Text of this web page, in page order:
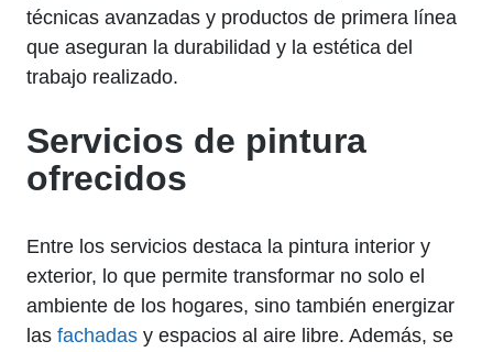
técnicas avanzadas y productos de primera línea
que aseguran la durabilidad y la estética del
trabajo realizado.
Servicios de pintura
ofrecidos
Entre los servicios destaca la pintura interior y
exterior, lo que permite transformar no solo el
ambiente de los hogares, sino también energizar
las fachadas y espacios al aire libre. Además, se